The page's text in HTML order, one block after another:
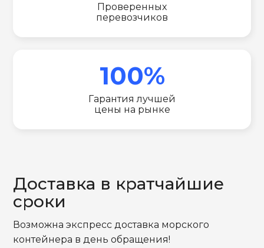
Проверенных
перевозчиков
100%
Гарантия лучшей
цены на рынке
Доставка в кратчайшие
сроки
Возможна экспресс доставка морского
контейнера в день обращения!